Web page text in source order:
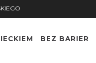
BEZ BARIER